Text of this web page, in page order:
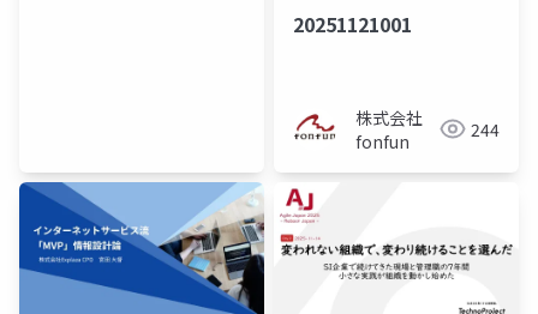
20251121001
株式会社
fonfun
244